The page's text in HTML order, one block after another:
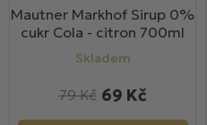
Mautner Markhof Sirup 0%
cukr Cola - citron 700ml
Skladem
69 Kč
79 Kč